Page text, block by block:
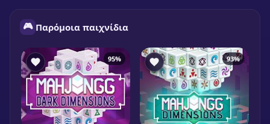
🎮 Παρόμοια παιχνίδια
95% 93%